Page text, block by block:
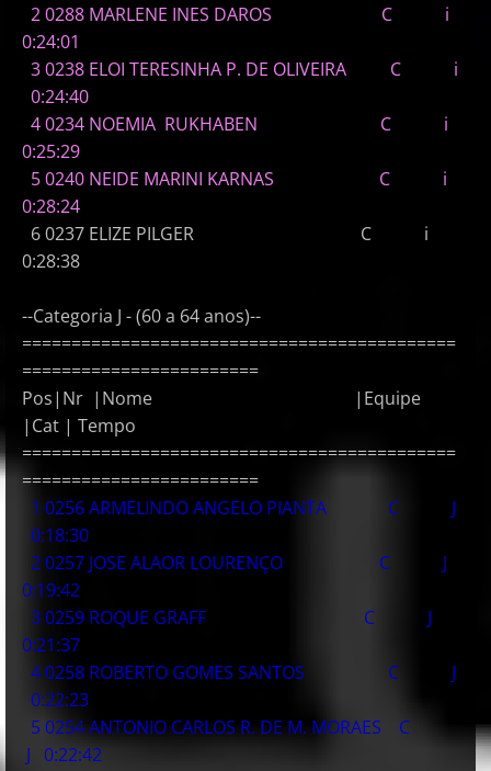
2 0288 MARLENE INES DAROS C i
0:24:01
3 0238 ELOI TERESINHA P. DE OLIVEIRA C i
0:24:40
4 0234 NOEMIA RUKHABEN C i
0:25:29
5 0240 NEIDE MARINI KARNAS C i
0:28:24
6 0237 ELIZE PILGER C i
0:28:38
--Categoria J - (60 a 64 anos)--
============================================
========================
Pos|Nr |Nome |Equipe
|Cat | Tempo
============================================
========================
1 0256 ARMELINDO ANGELO PIANTA C J
0:18:30
2 0257 JOSE ALAOR LOURENÇO C J
0:19:42
3 0259 ROQUE GRAFF C J
0:21:37
4 0258 ROBERTO GOMES SANTOS C J
0:22:23
5 0254 ANTONIO CARLOS R. DE M. MORAES C
J 0:22:42